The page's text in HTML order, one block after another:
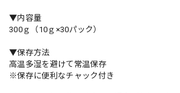
▼内容量
300ｇ（10ｇ×30パック）
▼保存方法
高温多湿を避けて常温保存
※保存に便利なチャック付き